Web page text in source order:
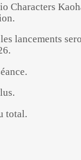
Characters
lancements
total.